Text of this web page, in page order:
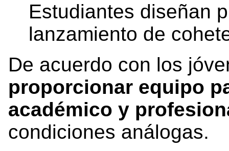
Estudiantes diseñan
lanzamiento de
De acuerdo con los
proporcionar equipo
académico y
condiciones análogas.